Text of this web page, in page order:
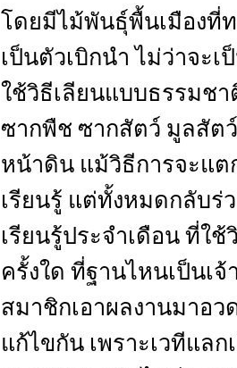
โดยมีไม้พันธุ์พื้นเมืองที่
เป็นตัวเบิกนำ ไม่ว่าจะ
ใช้วิธีเลียนแบบธรรมช
ซากพืช ซากสัตว์ มูลสัต
หน้าดิน แม้วิธีการจะแต
เรียนรู้ แต่ทั้งหมดกลับร่
เรียนรู้ประจำเดือน ที่ใ
ครั้งใด ที่ฐานไหนเป็นเ
สมาชิกเอาผลงานมาอ
แก้ไขกัน เพราะเวทีแลก